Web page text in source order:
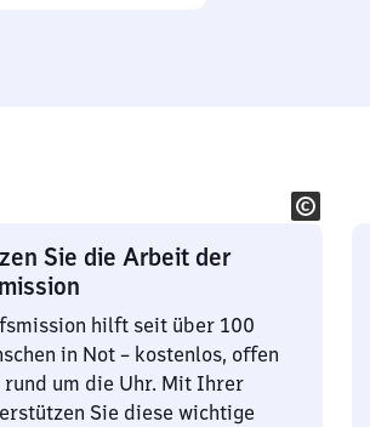
Sie die Arbeit der
hilft seit über 100
in Not – kostenlos, offen
um die Uhr. Mit Ihrer
Sie diese wichtige